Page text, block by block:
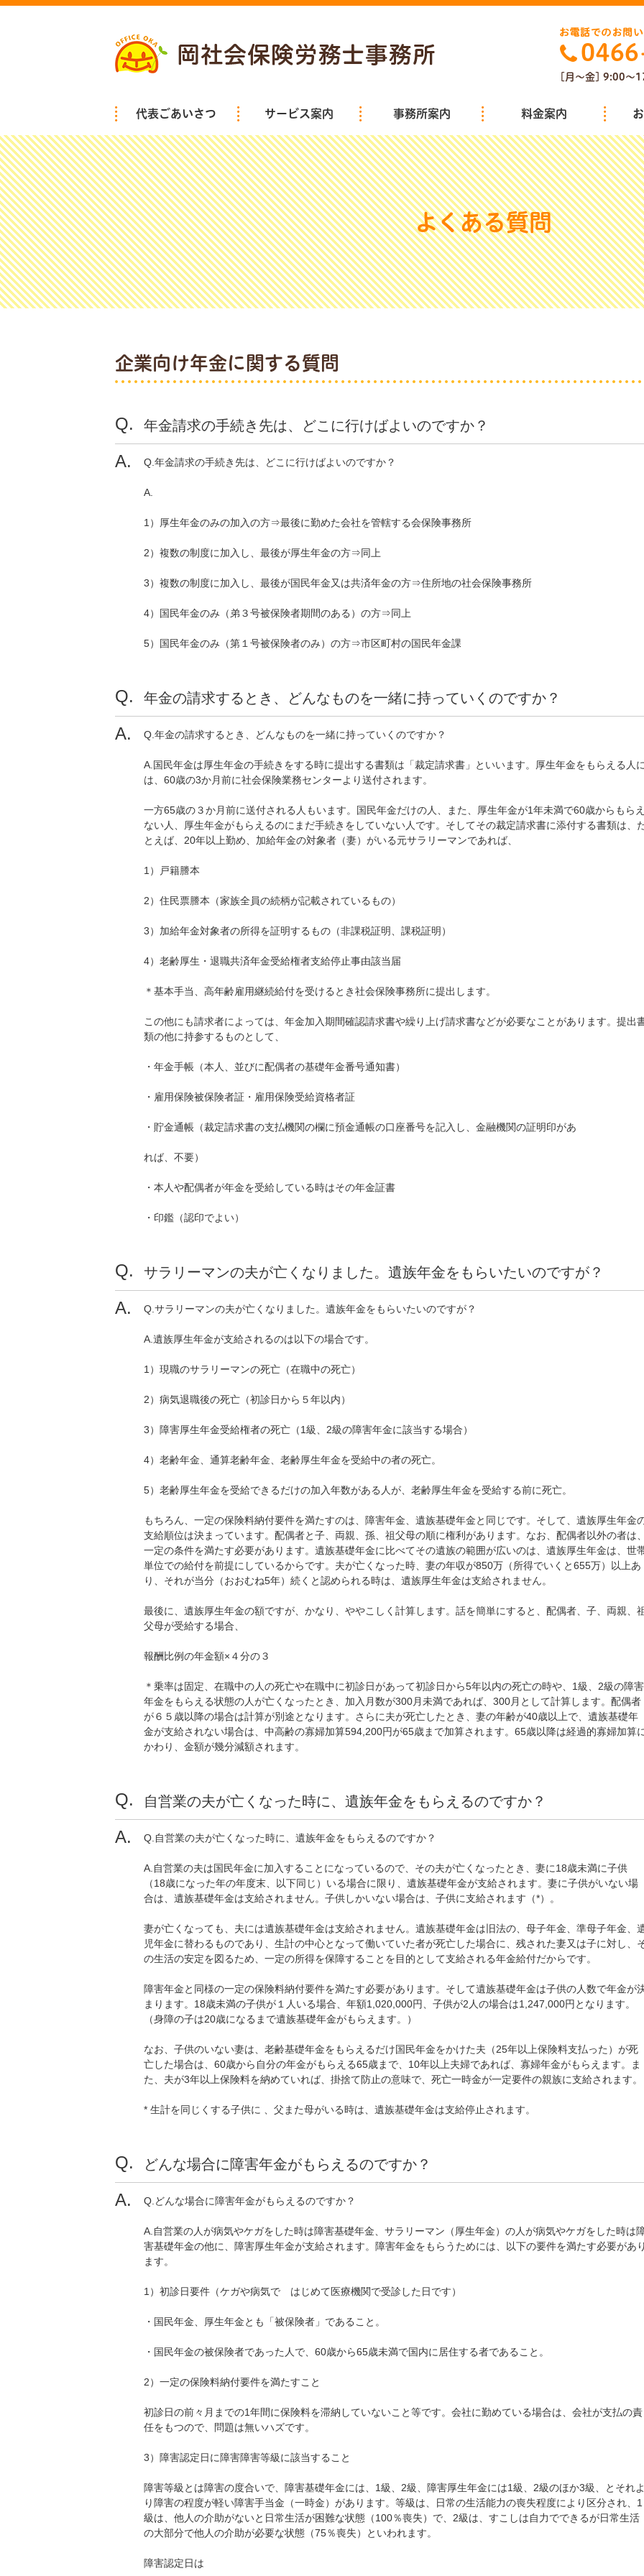
[月～金] 9:00～
代表ごあいさつ サービス案内 事務所案内 料金案内
よくある質問
企業向け年金に関する質問
年金請求の手続き先は、どこに行けばよいのですか？
Q.年金請求の手続き先は、どこに行けばよいのですか？
A.
1）厚生年金のみの加入の方⇒最後に勤めた会社を管轄する会保険事務所
2）複数の制度に加入し、最後が厚生年金の方⇒同上
3）複数の制度に加入し、最後が国民年金又は共済年金の方⇒住所地の社会保険事務所
4）国民年金のみ（弟３号被保険者期間のある）の方⇒同上
5）国民年金のみ（第１号被保険者のみ）の方⇒市区町村の国民年金課
年金の請求するとき、どんなものを一緒に持っていくのですか？
Q.年金の請求するとき、どんなものを一緒に持っていくのですか？
A.国民年金は厚生年金の手続きをする時に提出する書類は「裁定請求書」といいます。厚生年金をもらえる人に
は、60歳の3か月前に社会保険業務センターより送付されます。
一方65歳の３か月前に送付される人もいます。国民年金だけの人、また、厚生年金が1年未満で60歳からもらえ
ない人、厚生年金がもらえるのにまだ手続きをしていない人です。そしてその裁定請求書に添付する書類は、
とえば、20年以上勤め、加給年金の対象者（妻）がいる元サラリーマンであれば、
1）戸籍謄本
2）住民票謄本（家族全員の続柄が記載されているもの）
3）加給年金対象者の所得を証明するもの（非課税証明、課税証明）
4）老齢厚生・退職共済年金受給権者支給停止事由該当届
＊基本手当、高年齢雇用継続給付を受けるとき社会保険事務所に提出します。
この他にも請求者によっては、年金加入期間確認請求書や繰り上げ請求書などが必要なことがあります。提出
類の他に持参するものとして、
・年金手帳（本人、並びに配偶者の基礎年金番号通知書）
・雇用保険被保険者証・雇用保険受給資格者証
・貯金通帳（裁定請求書の支払機関の欄に預金通帳の口座番号を記入し、金融機関の証明印があ
れば、不要）
・本人や配偶者が年金を受給している時はその年金証書
・印鑑（認印でよい）
サラリーマンの夫が亡くなりました。遺族年金をもらいたいのですが？
Q.サラリーマンの夫が亡くなりました。遺族年金をもらいたいのですが？
A.遺族厚生年金が支給されるのは以下の場合です。
1）現職のサラリーマンの死亡（在職中の死亡）
2）病気退職後の死亡（初診日から５年以内）
3）障害厚生年金受給権者の死亡（1級、2級の障害年金に該当する場合）
4）老齢年金、通算老齢年金、老齢厚生年金を受給中の者の死亡。
5）老齢厚生年金を受給できるだけの加入年数がある人が、老齢厚生年金を受給する前に死亡。
もちろん、一定の保険料納付要件を満たすのは、障害年金、遺族基礎年金と同じです。そして、遺族厚生年金
支給順位は決まっています。配偶者と子、両親、孫、祖父母の順に権利があります。なお、配偶者以外の者は、
一定の条件を満たす必要があります。遺族基礎年金に比べてその遺族の範囲が広いのは、遺族厚生年金は、世
単位での給付を前提にしているからです。夫が亡くなった時、妻の年収が850万（所得でいくと655万）以上あ
り、それが当分（おおむね5年）続くと認められる時は、遺族厚生年金は支給されません。
最後に、遺族厚生年金の額ですが、かなり、ややこしく計算します。話を簡単にすると、配偶者、子、両親、
父母が受給する場合、
報酬比例の年金額×４分の３
＊乗率は固定、在職中の人の死亡や在職中に初診日があって初診日から5年以内の死亡の時や、1級、2級の障害
年金をもらえる状態の人が亡くなったとき、加入月数が300月未満であれば、300月として計算します。配偶者
が６５歳以降の場合は計算が別途となります。さらに夫が死亡したとき、妻の年齢が40歳以上で、遺族基礎年
金が支給されない場合は、中高齢の寡婦加算594,200円が65歳まで加算されます。65歳以降は経過的寡婦加算
かわり、金額が幾分減額されます。
自営業の夫が亡くなった時に、遺族年金をもらえるのですか？
Q.自営業の夫が亡くなった時に、遺族年金をもらえるのですか？
A.自営業の夫は国民年金に加入することになっているので、その夫が亡くなったとき、妻に18歳未満に子供
（18歳になった年の年度末、以下同じ）いる場合に限り、遺族基礎年金が支給されます。妻に子供がいない場
合は、遺族基礎年金は支給されません。子供しかいない場合は、子供に支給されます（*）。
妻が亡くなっても、夫には遺族基礎年金は支給されません。遺族基礎年金は旧法の、母子年金、準母子年金、
児年金に替わるものであり、生計の中心となって働いていた者が死亡した場合に、残された妻又は子に対し、
の生活の安定を図るため、一定の所得を保障することを目的として支給される年金給付だからです。
障害年金と同様の一定の保険料納付要件を満たす必要があります。そして遺族基礎年金は子供の人数で年金が
まります。18歳未満の子供が１人いる場合、年額1,020,000円、子供が2人の場合は1,247,000円となります。
（身障の子は20歳になるまで遺族基礎年金がもらえます。）
なお、子供のいない妻は、老齢基礎年金をもらえるだけ国民年金をかけた夫（25年以上保険料支払った）が死
亡した場合は、60歳から自分の年金がもらえる65歳まで、10年以上夫婦であれば、寡婦年金がもらえます。ま
た、夫が3年以上保険料を納めていれば、掛捨て防止の意味で、死亡一時金が一定要件の親族に支給されます。
* 生計を同じくする子供に 、父また母がいる時は、遺族基礎年金は支給停止されます。
どんな場合に障害年金がもらえるのですか？
Q.どんな場合に障害年金がもらえるのですか？
A.自営業の人が病気やケガをした時は障害基礎年金、サラリーマン（厚生年金）の人が病気やケガをした時は
害基礎年金の他に、障害厚生年金が支給されます。障害年金をもらうためには、以下の要件を満たす必要があり
ます。
1）初診日要件（ケガや病気で はじめて医療機関で受診した日です）
・国民年金、厚生年金とも「被保険者」であること。
・国民年金の被保険者であった人で、60歳から65歳未満で国内に居住する者であること。
2）一定の保険料納付要件を満たすこと
初診日の前々月までの1年間に保険料を滞納していないこと等です。会社に勤めている場合は、会社が支払の責
任をもつので、問題は無いハズです。
3）障害認定日に障害障害等級に該当すること
障害等級とは障害の度合いで、障害基礎年金には、1級、2級、障害厚生年金には1級、2級のほか3級、とそれよ
り障害の程度が軽い障害手当金（一時金）があります。等級は、日常の生活能力の喪失程度により区分され、1
級は、他人の介助がないと日常生活が困難な状態（100％喪失）で、2級は、すこしは自力でできるが日常生活
の大部分で他人の介助が必要な状態（75％喪失）といわれます。
障害認定日は